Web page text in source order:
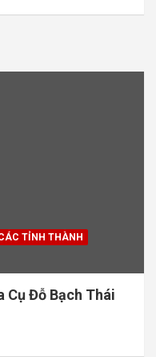
TỈNH THÀNH
Cụ Đỗ Bạch Thái